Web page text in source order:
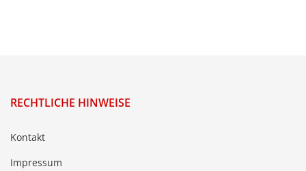
RECHTLICHE HINWEISE
Kontakt
Impressum